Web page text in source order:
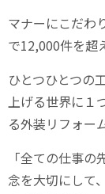
マナーにこだわ
で12,000件を超
ひとつひとつの
上げる世界に１
る外装リフォー
「全ての仕事
念を大切にして